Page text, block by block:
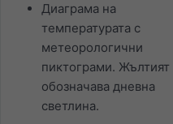
Диаграма на
температурата с
метеорологични
пиктограми.
обозначава дневна
светлина.